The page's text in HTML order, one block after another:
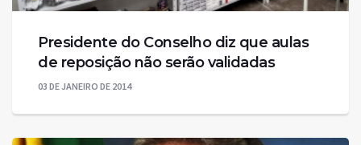
Presidente do Conselho diz que aulas
de reposição não serão validadas
03 DE JANEIRO DE 2014